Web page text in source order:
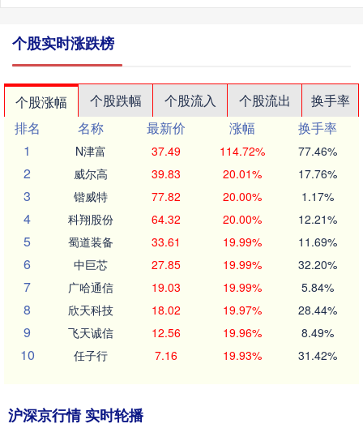
个股实时涨跌榜
个股涨幅 个股跌幅 个股流入 个股流出
换手率
排名
名称 最新价 涨幅
换手率
1
N津富 37.49 114.72% 77.46%
2 威尔高 39.83 20.01% 17.76%
3 锴威特 77.82 20.00% 1.17%
4 科翔股份 64.32 20.00% 12.21%
5 蜀道装备 33.61 19.99% 11.69%
6 中巨芯 27.85 19.99% 32.20%
7 广哈通信 19.03 19.99% 5.84%
8 欣天科技 18.02 19.97% 28.44%
9 飞天诚信 12.56 19.96% 8.49%
10 任子行 7.16 19.93% 31.42%
沪深京行情 实时轮播